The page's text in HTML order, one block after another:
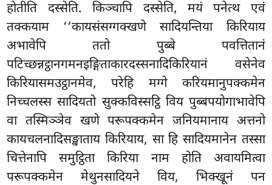
होतीति दस्सेति. किञ्चापि दस्सेति, मयं पनेत्थ एवं
तक्कयाम ‘‘कायसंसग्गक्खणे सादियन्तिया किरियाय
अभावेपि ततो पुब्बे पवत्तितानं
पटिच्छन्नट्ठानगमनइङ्गिताकारदस्सनादिकिरियानं वसेनेव
किरियासमउट्ठानमेव, परेहि मग्गे करियमानुपक्कमेन
निच्चलस्स सादियतो सुक्कविस्सट्ठि विय पुब्बपयोगाभावेपि
वा तस्मिञ्ञेव खणे परूपक्कमेन जनियमानाय अत्तनो
कायचलनादिसङ्खाताय किरियाय, सा हि सादियमानेन तस्सा
चित्तेनापि समुट्ठिता किरिया नाम होति अवायमित्वा
परूपक्कमेन मेथुनसादियने विय, भिक्खूनं पन